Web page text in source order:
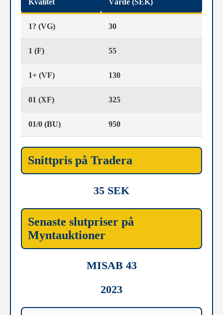
Kvalitet Värde (SEK)
1? (VG) 30
1 (F) 55
1+ (VF) 130
01 (XF) 325
01/0 (BU) 950
Snittpris på Tradera
35 SEK
Senaste slutpriser på
Myntauktioner
MISAB 43
2023